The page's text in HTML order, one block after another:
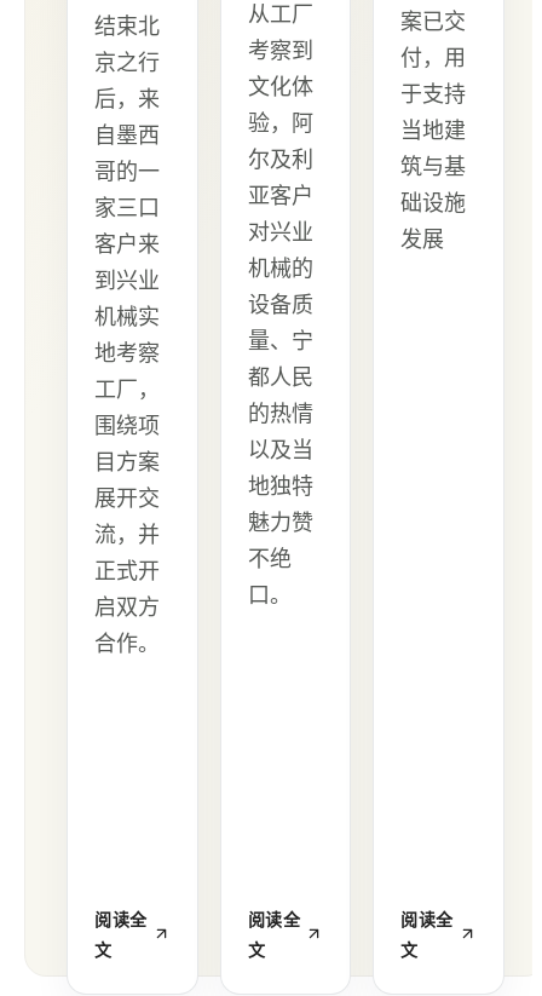
结束北
京之行
后，来
自墨西
哥的一
家三口
客户来
到兴业
机械实
地考察
工厂，
围绕项
目方案
展开交
流，并
正式开
启双方
合作。
阅读全
文
从工厂
考察到
文化体
验，阿
尔及利
亚客户
对兴业
机械的
设备质
量、宁
都人民
的热情
以及当
地独特
魅力赞
不绝
口。
阅读全
文
案已交
付，用
于支持
当地建
筑与基
础设施
发展
阅读全
文